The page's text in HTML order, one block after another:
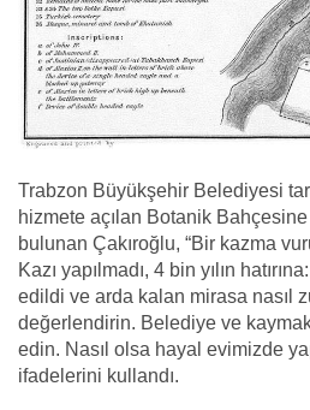
Trabzon Büyükşehir Belediyesi
hizmete açılan Botanik
bulunan Çakıroğlu, “Bir kazma
Kazı yapılmadı, 4 bin yılın
edildi ve arda kalan mirasa nasıl
değerlendirin. Belediye ve
edin. Nasıl olsa hayal evimizde
ifadelerini kullandı.